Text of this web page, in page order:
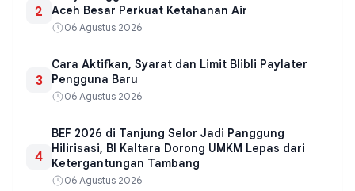
2
Aceh Besar Perkuat Ketahanan Air
06 Agustus 2026
3
Cara Aktifkan, Syarat dan Limit Blibli Paylater
Pengguna Baru
06 Agustus 2026
4
BEF 2026 di Tanjung Selor Jadi Panggung
Hilirisasi, BI Kaltara Dorong UMKM Lepas dari
Ketergantungan Tambang
06 Agustus 2026